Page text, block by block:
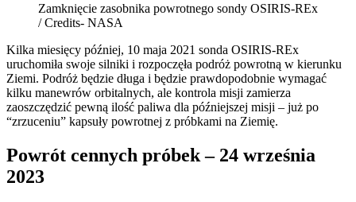
Zamknięcie zasobnika powrotnego sondy OSIRIS-REx
/ Credits- NASA
Kilka miesięcy później, 10 maja 2021 sonda OSIRIS-REx
uruchomiła swoje silniki i rozpoczęła podróż powrotną w kierunku
Ziemi. Podróż będzie długa i będzie prawdopodobnie wymagać
kilku manewrów orbitalnych, ale kontrola misji zamierza
zaoszczędzić pewną ilość paliwa dla późniejszej misji – już po
“zrzuceniu” kapsuły powrotnej z próbkami na Ziemię.
Powrót cennych próbek – 24 września
2023